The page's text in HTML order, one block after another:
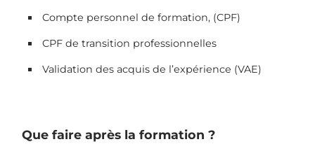
Compte personnel de formation, (CPF)
CPF de transition professionnelles
Validation des acquis de l’expérience (VAE)
Que faire après la formation ?